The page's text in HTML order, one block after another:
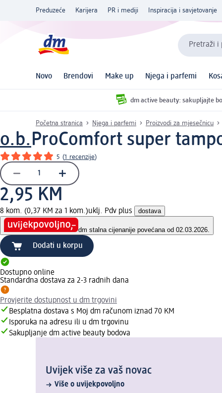
Preduzeće Karijera PR i mediji Inspiracija i savjetovanje
Pretraži i
Novo Brendovi Make up Njega i parfemi
dm active beauty: sakupljajte
Početna stranica Njega i parfemi Proizvodi za mjesečnicu
o.b.ProComfort super
5 (1 recenzije)
2,95 KM
8 kom. (0,37 KM za 1 kom.)uklj. Pdv plus dostava
dm stalna cijenanije povećana od 02.03.2026.
Dodati u korpu
Dostupno online
Standardna dostava za 2-3 radnih dana
Provjerite dostupnost u dm trgovini
Besplatna dostava s Moj dm računom iznad 70 KM
Isporuka na adresu ili u dm trgovinu
Sakupljanje dm active beauty bodova
Uvijek više za vaš novac
Više o uvijekpovoljno